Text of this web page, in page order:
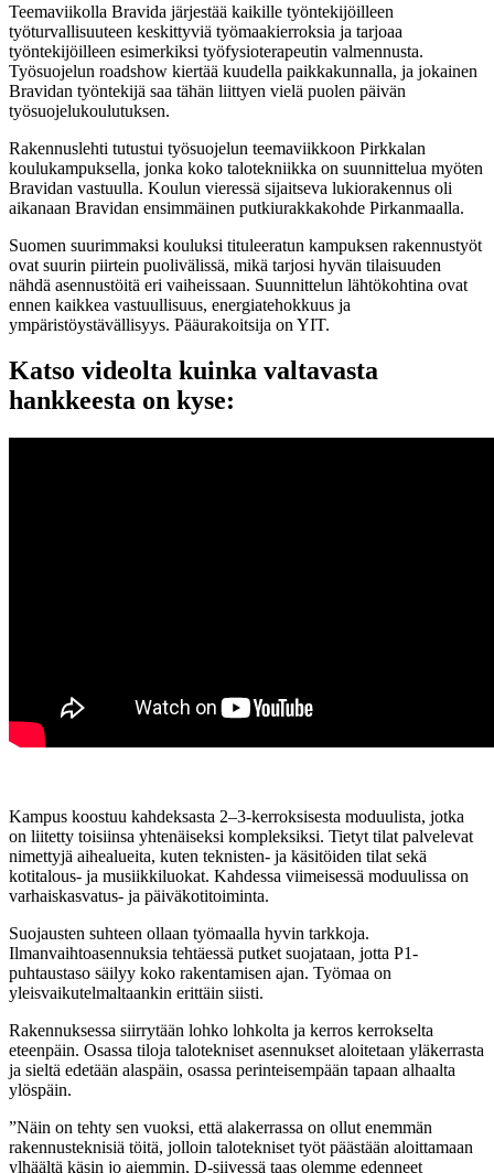
Teemaviikolla Bravida järjestää kaikille työntekijöilleen
työturvallisuuteen keskittyviä työmaakierroksia ja tarjoaa
työntekijöilleen esimerkiksi työfysioterapeutin valmennusta.
Työsuojelun roadshow kiertää kuudella paikkakunnalla, ja jokainen
Bravidan työntekijä saa tähän liittyen vielä puolen päivän
työsuojelukoulutuksen.
Rakennuslehti tutustui työsuojelun teemaviikkoon Pirkkalan
koulukampuksella, jonka koko talotekniikka on suunnittelua myöten
Bravidan vastuulla. Koulun vieressä sijaitseva lukiorakennus oli
aikanaan Bravidan ensimmäinen putkiurakkakohde Pirkanmaalla.
Suomen suurimmaksi kouluksi tituleeratun kampuksen rakennustyöt
ovat suurin piirtein puolivälissä, mikä tarjosi hyvän tilaisuuden
nähdä asennustöitä eri vaiheissaan. Suunnittelun lähtökohtina ovat
ennen kaikkea vastuullisuus, energiatehokkuus ja
ympäristöystävällisyys. Pääurakoitsija on YIT.
Katso videolta kuinka valtavasta
hankkeesta on kyse:
Kampus koostuu kahdeksasta 2–3-kerroksisesta moduulista, jotka
on liitetty toisiinsa yhtenäiseksi kompleksiksi. Tietyt tilat palvelevat
nimettyjä aihealueita, kuten teknisten- ja käsitöiden tilat sekä
kotitalous- ja musiikkiluokat. Kahdessa viimeisessä moduulissa on
varhaiskasvatus- ja päiväkotitoiminta.
Suojausten suhteen ollaan työmaalla hyvin tarkkoja.
Ilmanvaihtoasennuksia tehtäessä putket suojataan, jotta P1-
puhtaustaso säilyy koko rakentamisen ajan. Työmaa on
yleisvaikutelmaltaankin erittäin siisti.
Rakennuksessa siirrytään lohko lohkolta ja kerros kerrokselta
eteenpäin. Osassa tiloja talotekniset asennukset aloitetaan yläkerrasta
ja sieltä edetään alaspäin, osassa perinteisempään tapaan alhaalta
ylöspäin.
”Näin on tehty sen vuoksi, että alakerrassa on ollut enemmän
rakennusteknisiä töitä, jolloin talotekniset työt päästään aloittamaan
ylhäältä käsin jo aiemmin. D-siivessä taas olemme edenneet